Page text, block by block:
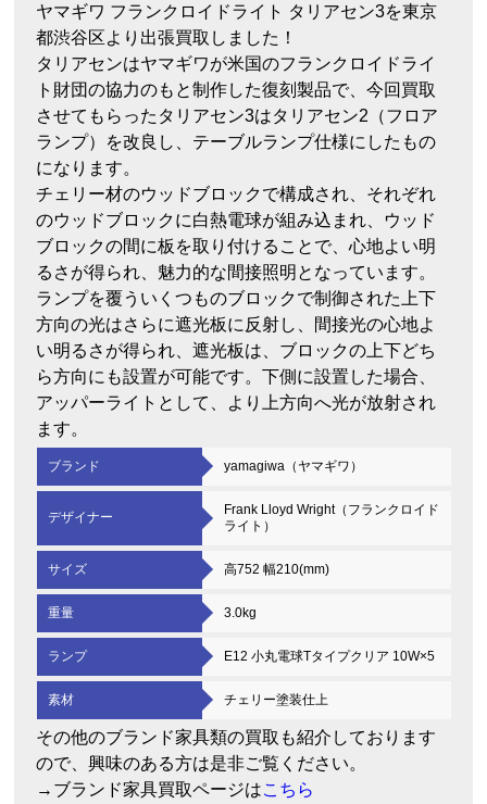
ヤマギワ フランクロイドライト タリアセン3を東京
都渋谷区より出張買取しました！
タリアセンはヤマギワが米国のフランクロイドライ
ト財団の協力のもと制作した復刻製品で、今回買取
させてもらったタリアセン3はタリアセン2（フロア
ランプ）を改良し、テーブルランプ仕様にしたもの
になります。
チェリー材のウッドブロックで構成され、それぞれ
のウッドブロックに白熱電球が組み込まれ、ウッド
ブロックの間に板を取り付けることで、心地よい明
るさが得られ、魅力的な間接照明となっています。
ランプを覆ういくつものブロックで制御された上下
方向の光はさらに遮光板に反射し、間接光の心地よ
い明るさが得られ、遮光板は、ブロックの上下どち
ら方向にも設置が可能です。下側に設置した場合、
アッパーライトとして、より上方向へ光が放射され
ます。
ブランド yamagiwa（ヤマギワ）
デザイナー
Frank Lloyd Wright（フランクロイド
ライト）
サイズ 高752 幅210(mm)
重量 3.0kg
ランプ E12 小丸電球Tタイプクリア 10W×5
素材 チェリー塗装仕上
その他のブランド家具類の買取も紹介しております
ので、興味のある方は是非ご覧ください。
→ブランド家具買取ページはこちら